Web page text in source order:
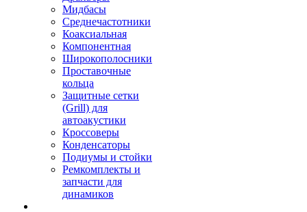
Мидбасы
Среднечастотники
Коаксиальная
Компонентная
Широкополосники
Проставочные
кольца
Защитные сетки
(Grill) для
автоакустики
Кроссоверы
Конденсаторы
Подиумы и стойки
Ремкомплекты и
запчасти для
динамиков